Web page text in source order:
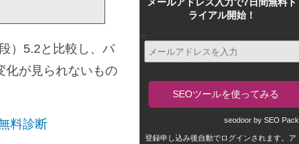
）5.2と比較し、パ
化が見られないもの
料診断
ライアル開始！
seodoor by SEO Pack
登録申し込み後自動でログインされます。ア